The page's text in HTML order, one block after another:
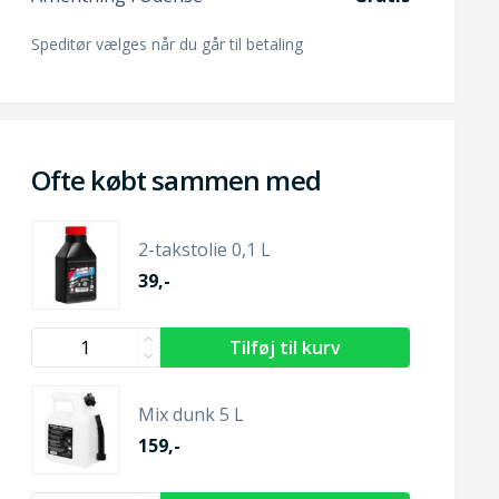
Speditør vælges når du går til betaling
Ofte købt sammen med
2-takstolie 0,1 L
39,-
Mix dunk 5 L
159,-